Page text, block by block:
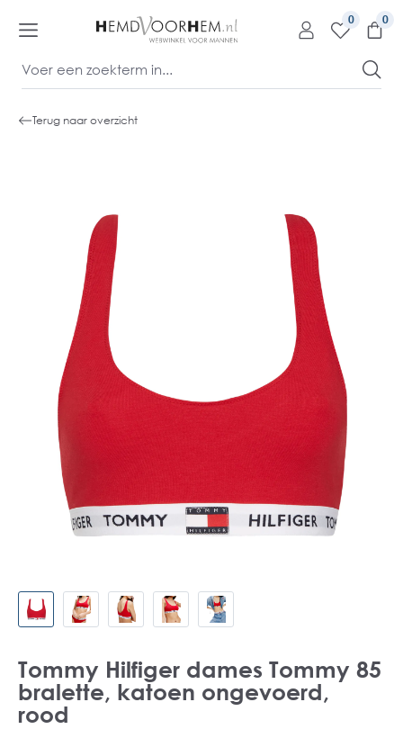
0
Terug naar overzicht
Tommy Hilfiger dames Tommy 85
bralette, katoen ongevoerd,
rood